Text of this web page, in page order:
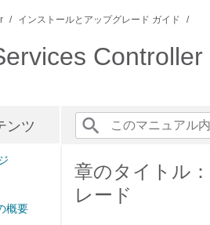
インストールとアップグレード ガイド
ンツ
概要
章のタイトル
レード